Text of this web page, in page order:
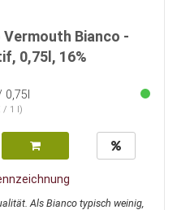
Vermouth Bianco -
0,75l, 16%
0,75l
/ 1 l)
Als Bianco typisch weinig,